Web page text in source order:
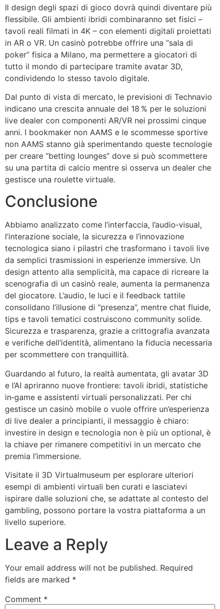
Il design degli spazi di gioco dovrà quindi diventare più
flessibile. Gli ambienti ibridi combinaranno set fisici –
tavoli reali filmati in 4K – con elementi digitali proiettati
in AR o VR. Un casinò potrebbe offrire una “sala di
poker” fisica a Milano, ma permettere a giocatori di
tutto il mondo di partecipare tramite avatar 3D,
condividendo lo stesso tavolo digitale.
Dal punto di vista di mercato, le previsioni di Technavio
indicano una crescita annuale del 18 % per le soluzioni
live dealer con componenti AR/VR nei prossimi cinque
anni. I bookmaker non AAMS e le scommesse sportive
non AAMS stanno già sperimentando queste tecnologie
per creare “betting lounges” dove si può scommettere
su una partita di calcio mentre si osserva un dealer che
gestisce una roulette virtuale.
Conclusione
Abbiamo analizzato come l’interfaccia, l’audio‑visual,
l’interazione sociale, la sicurezza e l’innovazione
tecnologica siano i pilastri che trasformano i tavoli live
da semplici trasmissioni in esperienze immersive. Un
design attento alla semplicità, ma capace di ricreare la
scenografia di un casinò reale, aumenta la permanenza
del giocatore. L’audio, le luci e il feedback tattile
consolidano l’illusione di “presenza”, mentre chat fluide,
tips e tavoli tematici costruiscono community solide.
Sicurezza e trasparenza, grazie a crittografia avanzata
e verifiche dell’identità, alimentano la fiducia necessaria
per scommettere con tranquillità.
Guardando al futuro, la realtà aumentata, gli avatar 3D
e l’AI apriranno nuove frontiere: tavoli ibridi, statistiche
in‑game e assistenti virtuali personalizzati. Per chi
gestisce un casinò mobile o vuole offrire un’esperienza
di live dealer a principianti, il messaggio è chiaro:
investire in design e tecnologia non è più un optional, è
la chiave per rimanere competitivi in un mercato che
premia l’immersione.
Visitate il 3D Virtualmuseum per esplorare ulteriori
esempi di ambienti virtuali ben curati e lasciatevi
ispirare dalle soluzioni che, se adattate al contesto del
gambling, possono portare la vostra piattaforma a un
livello superiore.
Leave a Reply
Your email address will not be published. Required
fields are marked *
Comment *